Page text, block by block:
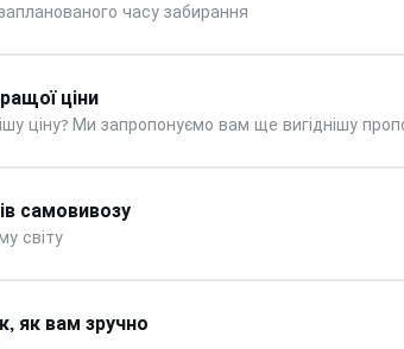
часу забирання
ціни
ціну? Ми запропонуємо вам ще вигіднішу
самовивозу
світу
як вам зручно